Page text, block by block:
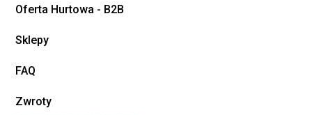
Oferta Hurtowa - B2B
Sklepy
FAQ
Zwroty